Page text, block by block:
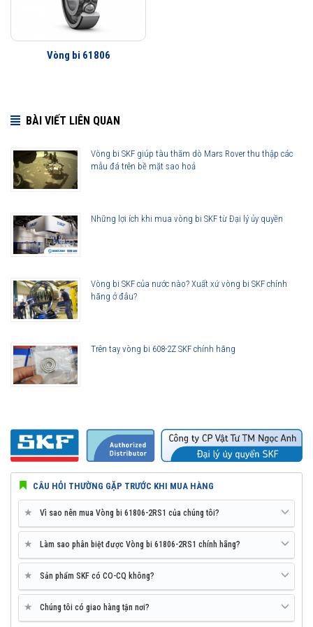
nhiều so với các hãng vòng bi khác trên thị trường, điều này đã được
hàng triệu khách hàng khắp nơi trên toàn thế giới kiểm chứng.
Hotline 24/7:
079 66 55 386 0961 633 389
0763 356
999
Vòng bi 61806
BÀI VIẾT LIÊN QUAN
Vòng bi SKF giúp tàu thăm dò Mars Rover thu thập các
mẫu đá trên bề mặt sao hoả
Những lợi ích khi mua vòng bi SKF từ Đại lý ủy quyền
Vòng bi SKF của nước nào? Xuất xứ vòng bi SKF chính
hãng ở đâu?
Trên tay vòng bi 608-2Z SKF chính hãng
CÂU HỎI THƯỜNG GẶP TRƯỚC KHI MUA HÀNG
★ Vì sao nên mua Vòng bi 61806-2RS1 của chúng tôi?
★ Làm sao phân biệt được Vòng bi 61806-2RS1 chính hãng?
★ Sản phẩm SKF có CO-CQ không?
★ Chúng tôi có giao hàng tận nơi?